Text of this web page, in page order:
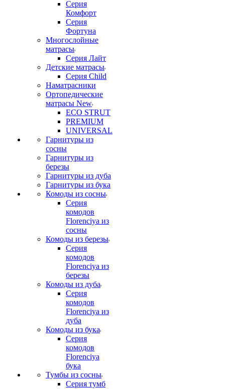
Серия
Комфорт
Серия
Фортуна
Многослойные
матрасы
Серия Лайт
Детские матрасы
Серия Child
Наматрасники
Ортопедические
матрасы New
ECO STRUT
PREMIUM
UNIVERSAL
Гарнитуры из
сосны
Гарнитуры из
березы
Гарнитуры из дуба
Гарнитуры из бука
Комоды из сосны
Серия
комодов
Florenciya из
сосны
Комоды из березы
Серия
комодов
Florenciya из
березы
Комоды из дуба
Серия
комодов
Florenciya из
дуба
Комоды из бука
Серия
комодов
Florenciya
бука
Тумбы из сосны
Серия тумб